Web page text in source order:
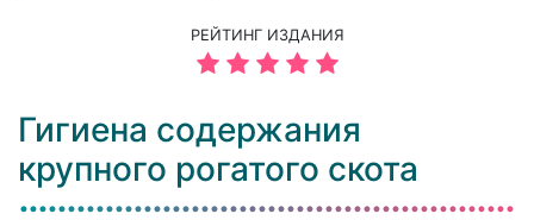
РЕЙТИНГ ИЗДАНИЯ
Гигиена содержания
крупного рогатого скота